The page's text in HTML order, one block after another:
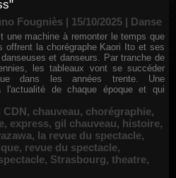
Fougniès | 15/10/2025 | Danse
une machine à remonter le temps que
offrent la chorégraphe Kaori Ito et ses
danseuses et danseurs. Par tranche de
les tableaux vont se succéder
dans les années trente. Une
l'actualité de chaque époque et qui
CDN, chauveau, chorégraphie,
, express, gil chauveau, histoire,
, la revue du spectacle,
, revue du spectacle,
, Strasbourg, theatre,